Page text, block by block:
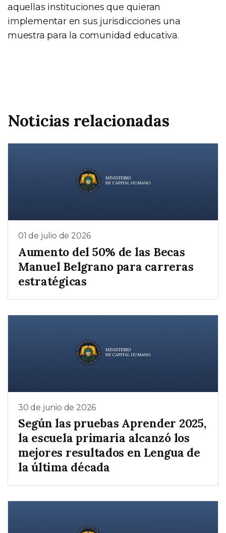
aquellas instituciones que quieran
implementar en sus jurisdicciones una
muestra para la comunidad educativa.
Noticias relacionadas
01 de julio de 2026
Aumento del 50% de las Becas
Manuel Belgrano para carreras
estratégicas
30 de junio de 2026
Según las pruebas Aprender 2025,
la escuela primaria alcanzó los
mejores resultados en Lengua de
la última década